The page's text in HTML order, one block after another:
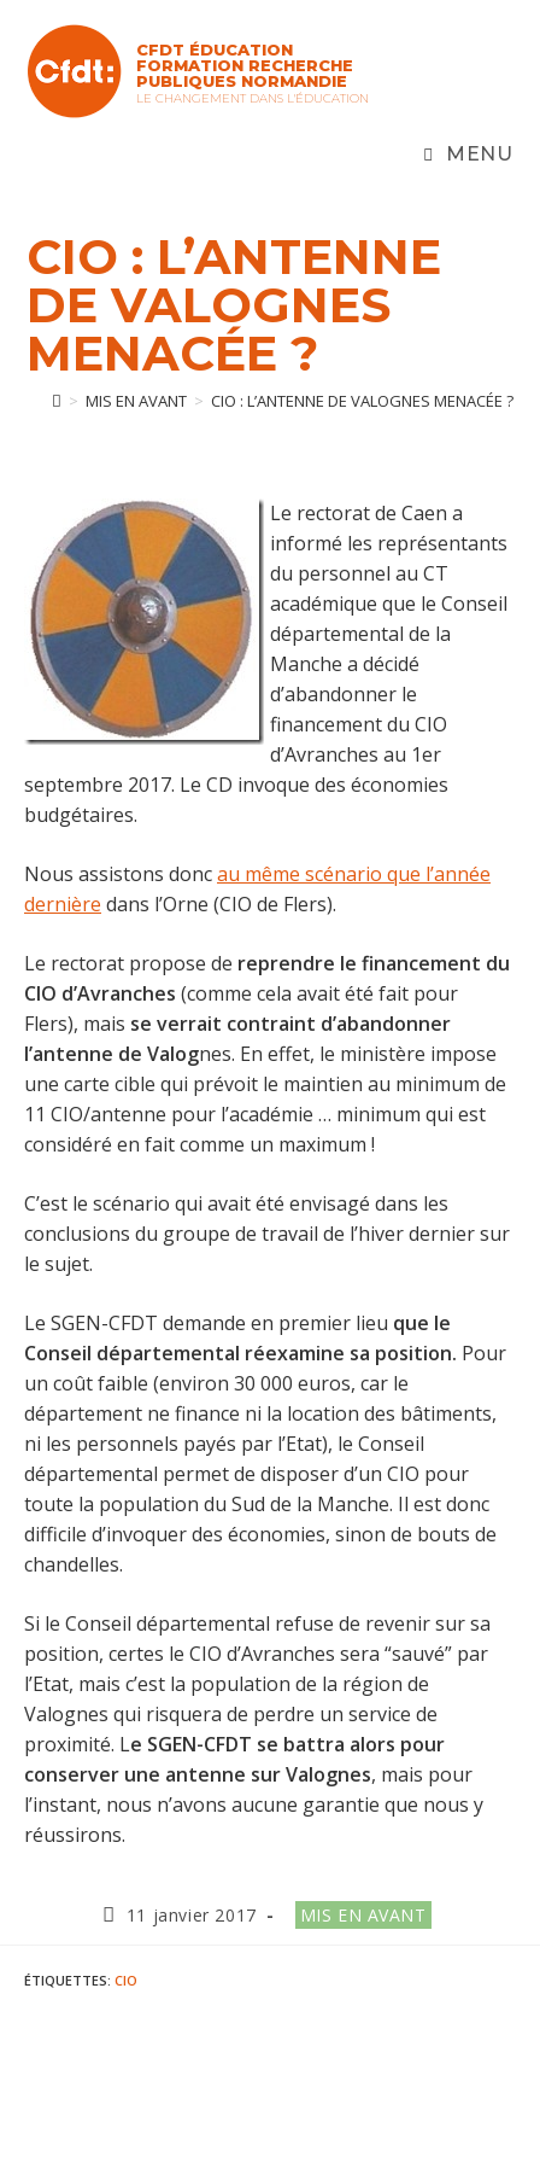
content
CFDT ÉDUCATION
FORMATION RECHERCHE
PUBLIQUES NORMANDIE
LE CHANGEMENT DANS L'ÉDUCATION
MENU
CIO : L’ANTENNE
DE VALOGNES
MENACÉE ?
> MIS EN AVANT > CIO : L’ANTENNE DE VALOGNES MENACÉE ?
Le rectorat de Caen a
informé les représentants
du personnel au CT
académique que le Conseil
départemental de la
Manche a décidé
d’abandonner le
financement du CIO
d’Avranches au 1er
septembre 2017. Le CD invoque des économies
budgétaires.
Nous assistons doncau même scénario que l’année
dernière dans l’Orne (CIO de Flers).
Le rectorat propose de reprendre le financement du
CIO d’Avranches (comme cela avait été fait pour
Flers), mais se verrait contraint d’abandonner
l’antenne de Valognes. En effet, le ministère impose
une carte cible qui prévoit le maintien au minimum de
11 CIO/antenne pour l’académie … minimum qui est
considéré en fait comme un maximum !
C’est le scénario qui avait été envisagé dans les
conclusions du groupe de travail de l’hiver dernier sur
le sujet.
Le SGEN-CFDT demande en premier lieu que le
Conseil départemental réexamine sa position. Pour
un coût faible (environ 30 000 euros, car le
département ne finance ni la location des bâtiments,
ni les personnels payés par l’Etat), le Conseil
départemental permet de disposer d’un CIO pour
toute la population du Sud de la Manche. Il est donc
difficile d’invoquer des économies, sinon de bouts de
chandelles.
Si le Conseil départemental refuse de revenir sur sa
position, certes le CIO d’Avranches sera “sauvé” par
l’Etat, mais c’est la population de la région de
Valognes qui risquera de perdre un service de
proximité. Le SGEN-CFDT se battra alors pour
conserver une antenne sur Valognes, mais pour
l’instant, nous n’avons aucune garantie que nous y
réussirons.
Publication
11 janvier 2017
Post
category:
MIS EN AVANT
ÉTIQUETTES: CIO